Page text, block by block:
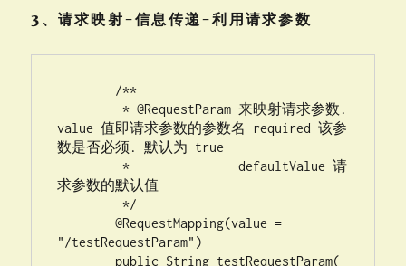
3、请求映射-信息传递-利用请求参数
value 值即请求参数的参数名 required 该参
数是否必须. 默认为 true
求参数的默认值
	@RequestMapping(value =
"/testRequestParam")